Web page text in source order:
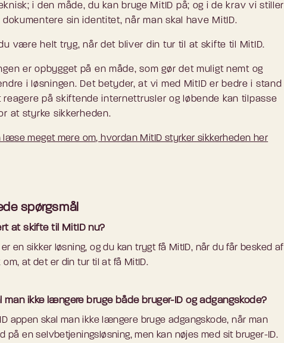
i den måde, du kan bruge MitID på; og i de krav vi stiller
sin identitet, når man skal have MitID.
være helt tryg, når det bliver din tur til at skifte til MitID.
er opbygget på en måde, som gør det muligt nemt og
i løsningen. Det betyder, at vi med MitID er bedre i stand
reagere på skiftende internettrusler og løbende kan tilpasse
at styrke sikkerheden.
læse meget mere om, hvordan MitID styrker sikkerheden her
spørgsmål
at skifte til MitID nu?
er en sikker løsning, og du kan trygt få MitID, når du får besked af
om, at det er din tur til at få MitID.
man ikke længere bruge både bruger-ID og adgangskode?
appen skal man ikke længere bruge adgangskode, når man
på en selvbetjeningsløsning, men kan nøjes med sit bruger-ID.